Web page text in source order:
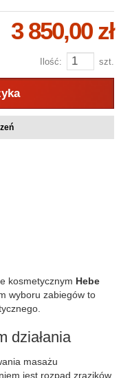
3 850,00 zł
Ilość: szt.
kosmetycznym Hebe
wyboru zabiegów to
działania
masażu
jest rozpad zrazików